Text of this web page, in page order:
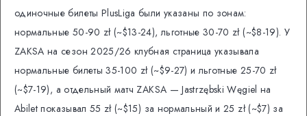
одиночные билеты PlusLiga были указаны по зонам:
нормальные 50-90 zł (~$13-24), льготные 30-70 zł (~$8-19). У
ZAKSA на сезон 2025/26 клубная страница указывала
нормальные билеты 35-100 zł (~$9-27) и льготные 25-70 zł
(~$7-19), а отдельный матч ZAKSA — Jastrzębski Węgiel на
Abilet показывал 55 zł (~$15) за нормальный и 25 zł (~$7) за